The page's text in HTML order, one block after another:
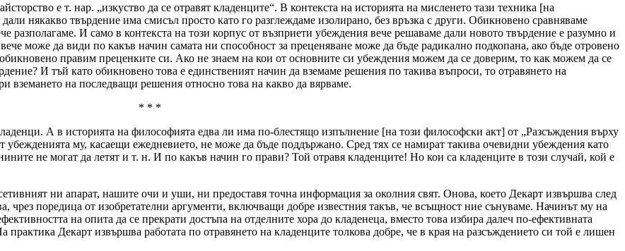
е т. нар. „изкуство да се отравят кладенците“. В контекста на историята на мисленето тази техника [на
някакво твърдение има смисъл просто като го разглеждаме изолирано, без връзка с други. Обикновено сравняваме
разполагаме. И само в контекста на този корпус от възприети убеждения вече решаваме дали новото твърдение е разумно и
може да види по какъв начин самата ни способност за преценяване може да бъде радикално подкопана, ако бъде отровено
правим преценките си. Ако не знаем на кои от основните си убеждения можем да се доверим, то как можем да се
И тъй като обикновено това е единственият начин да вземаме решения по такива въпроси, то отравянето на
вземането на последващи решения относно това на какво да вярваме.
* * *
А в историята на философията едва ли има по-блестящо изпълнение [на този философски акт] от „Разсъждения върху
убежденията му, касаещи ежедневието, не може да бъде поддържано. Сред тях се намират такива очевидни убеждения като
не могат да летят и т. н. И по какъв начин го прави? Той отравя кладенците! Но кои са кладенците в този случай, кой е
ни апарат, нашите очи и уши, ни предоставя точна информация за околния свят. Онова, което Декарт извършва след
чрез поредица от изобретателни аргументи, включващи добре известния такъв, че всъщност ние сънуваме. Начинът му на
на опита да се прекрати достъпа на отделните хора до кладенеца, вместо това избира далеч по-ефективната
практика Декарт извършва работата по отравянето на кладенците толкова добре, че в края на разсъждението си той е лишен